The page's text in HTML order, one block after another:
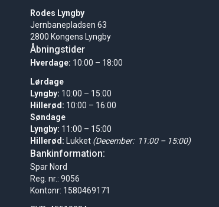
Rodes Lyngby
Jernbanepladsen 63
2800 Kongens Lyngby
Åbningstider
Hverdage: 10:00 – 18:00
Lørdage
Lyngby: 10:00 – 15:00
Hillerød: 10:00 – 16:00
Søndage
Lyngby: 11:00 – 15:00
Hillerød: Lukket (December: 11:00 – 15:00)
Bankinformation:
Spar Nord
Reg. nr.: 9056
Kontonr: 1580469171